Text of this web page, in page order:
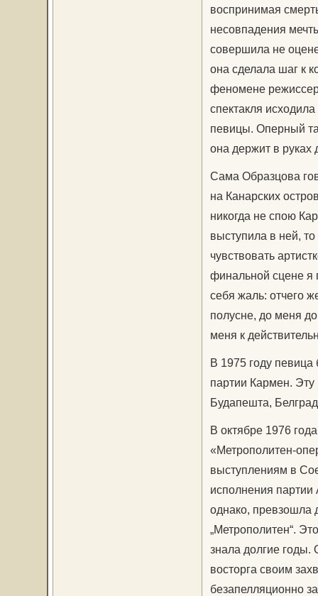
воспринимая
несовпадения
совершила не
она сделала шаг к
феномене
спектакля
певицы. Оперный
она держит в руках
Сама Образцова
на Канарских
никогда не спою
выступила в ней,
чувствовать
финальной сцене я
себя жаль: отчего
полусне, до меня
меня к
В 1975 году
партии Кармен.
Будапешта,
В октябре 1976
«Метрополитен-
выступлениям в
исполнения
однако, превзошла
„Метрополитен“.
знала долгие годы.
восторга своим
безапелляционно